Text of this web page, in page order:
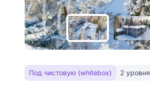
Под чистовую (whitebox) 2 уровня